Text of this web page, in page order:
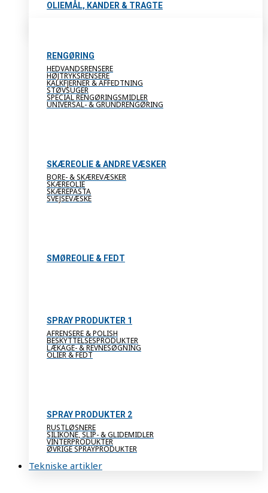
OLIEMÅL, KANDER & TRAGTE
RENGØRING
HEDVANDSRENSERE
HØJTRYKSRENSERE
KALKFJERNER & AFFEDTNING
STØVSUGER
SPECIAL RENGØRINGSMIDLER
UNIVERSAL- & GRUNDRENGØRING
SKÆREOLIE & ANDRE VÆSKER
BORE- & SKÆREVÆSKER
SKÆREOLIE
SKÆREPASTA
SVEJSEVÆSKE
SMØREOLIE & FEDT
SPRAY PRODUKTER 1
AFRENSERE & POLISH
BESKYTTELSESPRODUKTER
LÆKAGE- & REVNESØGNING
OLIER & FEDT
SPRAY PRODUKTER 2
RUSTLØSNERE
SILIKONE, SLIP- & GLIDEMIDLER
VINTERPRODUKTER
ØVRIGE SPRAYPRODUKTER
Tekniske artikler